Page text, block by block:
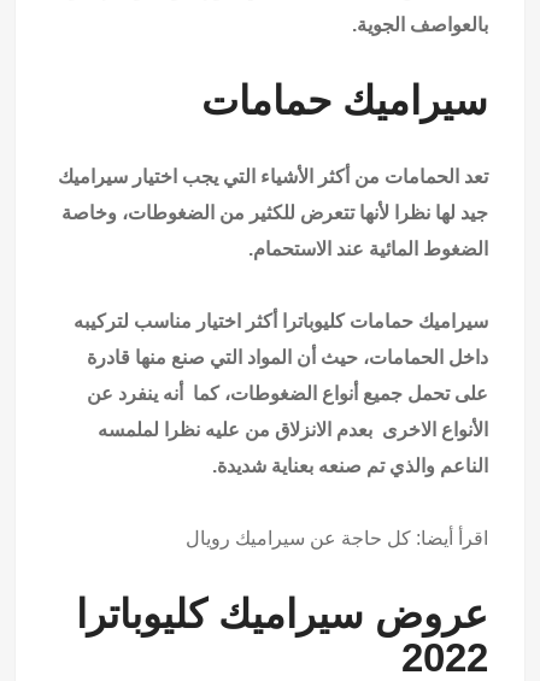
بالعواصف الجوية.
سيراميك حمامات
تعد الحمامات من أكثر الأشياء التي يجب اختيار سيراميك
جيد لها نظرا لأنها تتعرض للكثير من الضغوطات، وخاصة
الضغوط المائية عند الاستحمام.
سيراميك حمامات كليوباترا أكثر اختيار مناسب لتركيبه
داخل الحمامات، حيث أن المواد التي صنع منها قادرة
على تحمل جميع أنواع الضغوطات، كما أنه ينفرد عن
الأنواع الاخرى بعدم الانزلاق من عليه نظرا لملمسه
الناعم والذي تم صنعه بعناية شديدة.
اقرأ أيضا: كل حاجة عن سيراميك رويال
عروض سيراميك كليوباترا
2022